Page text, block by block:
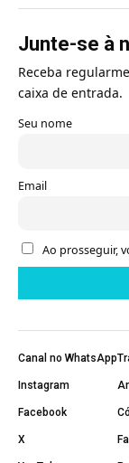
Junte-se à
Receba
caixa de entrada.
Seu nome
Email
Ao prosseguir,
Canal no WhatsApp
Instagram
Facebook
X